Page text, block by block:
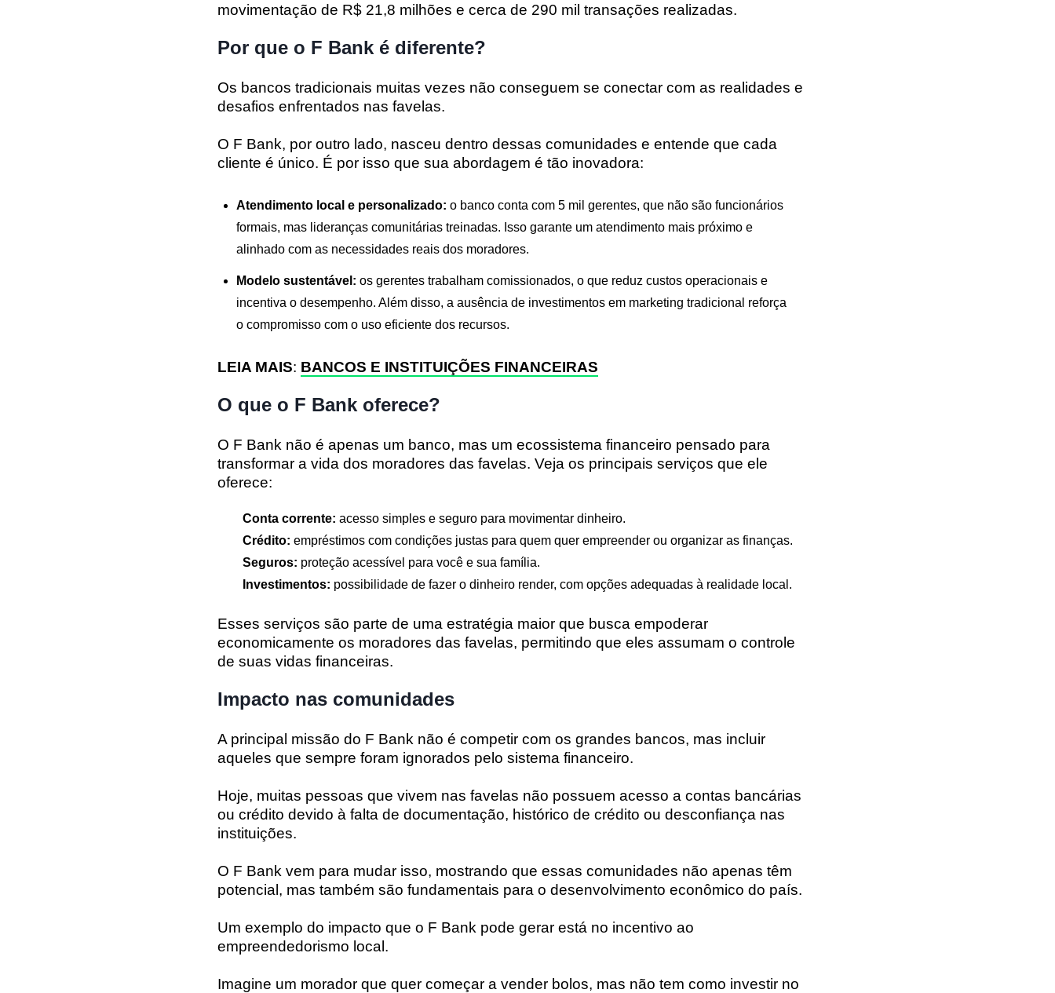
movimentação de R$ 21,8 milhões e cerca de 290 mil transações realizadas.
Por que o F Bank é diferente?
Os bancos tradicionais muitas vezes não conseguem se conectar com as realidades e
desafios enfrentados nas favelas.
O F Bank, por outro lado, nasceu dentro dessas comunidades e entende que cada
cliente é único. É por isso que sua abordagem é tão inovadora:
Atendimento local e personalizado: o banco conta com 5 mil gerentes, que não são funcionários
formais, mas lideranças comunitárias treinadas. Isso garante um atendimento mais próximo e
alinhado com as necessidades reais dos moradores.
Modelo sustentável: os gerentes trabalham comissionados, o que reduz custos operacionais e
incentiva o desempenho. Além disso, a ausência de investimentos em marketing tradicional reforça
o compromisso com o uso eficiente dos recursos.
LEIA MAIS: BANCOS E INSTITUIÇÕES FINANCEIRAS
O que o F Bank oferece?
O F Bank não é apenas um banco, mas um ecossistema financeiro pensado para
transformar a vida dos moradores das favelas. Veja os principais serviços que ele
oferece:
Conta corrente: acesso simples e seguro para movimentar dinheiro.
Crédito: empréstimos com condições justas para quem quer empreender ou organizar as finanças.
Seguros: proteção acessível para você e sua família.
Investimentos: possibilidade de fazer o dinheiro render, com opções adequadas à realidade local.
Esses serviços são parte de uma estratégia maior que busca empoderar
economicamente os moradores das favelas, permitindo que eles assumam o controle
de suas vidas financeiras.
Impacto nas comunidades
A principal missão do F Bank não é competir com os grandes bancos, mas incluir
aqueles que sempre foram ignorados pelo sistema financeiro.
Hoje, muitas pessoas que vivem nas favelas não possuem acesso a contas bancárias
ou crédito devido à falta de documentação, histórico de crédito ou desconfiança nas
instituições.
O F Bank vem para mudar isso, mostrando que essas comunidades não apenas têm
potencial, mas também são fundamentais para o desenvolvimento econômico do país.
Um exemplo do impacto que o F Bank pode gerar está no incentivo ao
empreendedorismo local.
Imagine um morador que quer começar a vender bolos, mas não tem como investir no